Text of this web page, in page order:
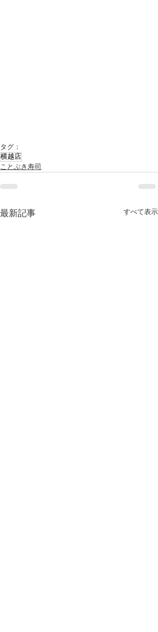
タグ：
横越店
ことぶき寿司
最新記事 すべて表示